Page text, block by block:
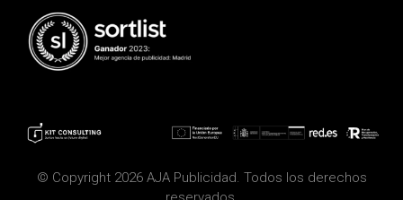
© Copyright 2026 AJA Publicidad. Todos los derechos